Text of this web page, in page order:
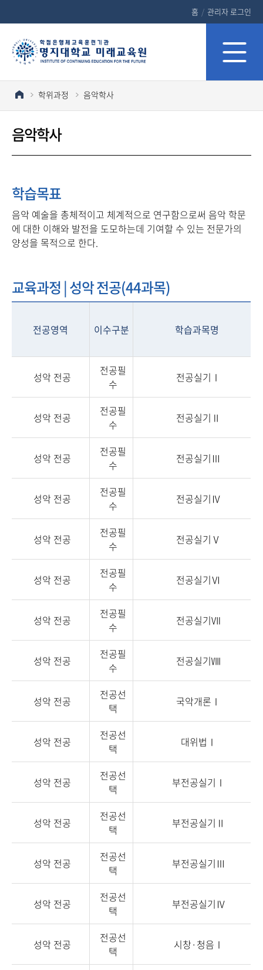
홈 / 관리자 로그인
학위과정 음악학사
음악학사
학습목표
음악 예술을 총체적이고 체계적으로 연구함으로써 음악 학문
에 대한 이해와 발전을 도모하는데 기여할 수 있는 전문가의
양성을 목적으로 한다.
교육과정 | 성악 전공(44과목)
전공영역 이수구분 학습과목명
성악 전공
전공필
수
전공실기Ⅰ
성악 전공
전공필
수
전공실기Ⅱ
성악 전공
전공필
수
전공실기Ⅲ
성악 전공
전공필
수
전공실기Ⅳ
성악 전공
전공필
수
전공실기Ⅴ
성악 전공
전공필
수
전공실기Ⅵ
성악 전공
전공필
수
전공실기Ⅶ
성악 전공
전공필
수
전공실기Ⅷ
성악 전공
전공선
택
국악개론Ⅰ
성악 전공
전공선
택
대위법Ⅰ
성악 전공
전공선
택
부전공실기Ⅰ
성악 전공
전공선
택
부전공실기Ⅱ
성악 전공
전공선
택
부전공실기Ⅲ
성악 전공
전공선
택
부전공실기Ⅳ
성악 전공
전공선
택
시창·청음Ⅰ